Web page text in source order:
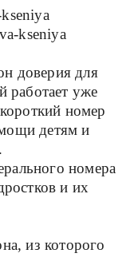
kseniya
доверия для
работает уже
номер
детям и
номера
и их
из которого